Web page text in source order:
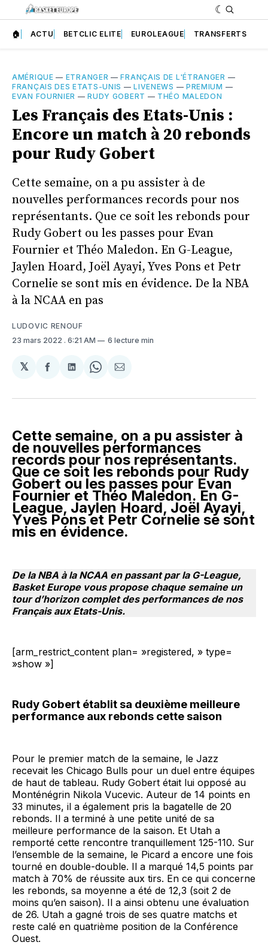
🏠 ACTU BETCLIC ELITE EUROLEAGUE TRANSFERTS
AMÉRIQUE — ETRANGER —FRANÇAIS DE L'ÉTRANGER —
FRANÇAIS DES ETATS-UNIS —LIVENEWS — PREMIUM —
EVAN FOURNIER —RUDY GOBERT — THÉO MALEDON
Les Français des Etats-Unis :
Encore un match à 20 rebonds
pour Rudy Gobert
Cette semaine, on a pu assister à de
nouvelles performances records pour nos
représentants. Que ce soit les rebonds pour
Rudy Gobert ou les passes pour Evan
Fournier et Théo Maledon. En G-League,
Jaylen Hoard, Joël Ayayi, Yves Pons et Petr
Cornelie se sont mis en évidence. De la NBA
à la NCAA en pas
LUDOVIC RENOUF
23 mars 2022 . 6:21 AM 6 lecture min
𝕏
Partager
Facebook
Partager
LinkedIn
Share
WhatsApp
Partager
Courriel
Cette semaine, on a pu assister à
de nouvelles performances
records pour nos représentants.
Que ce soit les rebonds pour Rudy
Gobert ou les passes pour Evan
Fournier et Théo Maledon. En G-
League, Jaylen Hoard, Joël Ayayi,
Yves Pons et Petr Cornelie se sont
mis en évidence.
De la NBA à la NCAA en passant par la G-League,
Basket Europe vous propose chaque semaine un
tour d’horizon complet des performances de nos
Français aux Etats-Unis.
[arm_restrict_content plan= »registered, » type=
»show »]
Rudy Gobert établit sa deuxième meilleure
performance aux rebonds cette saison
Pour le premier match de la semaine, le Jazz
recevait les Chicago Bulls pour un duel entre équipes
de haut de tableau. Rudy Gobert était lui opposé au
Monténégrin Nikola Vucevic. Auteur de 14 points en
33 minutes, il a également pris la bagatelle de 20
rebonds. Il a terminé à une petite unité de sa
meilleure performance de la saison. Et Utah a
remporté cette rencontre tranquillement 125-110. Sur
l’ensemble de la semaine, le Picard a encore une fois
tourné en double-double. Il a marqué 14,5 points par
match à 70% de réussite aux tirs. En ce qui concerne
les rebonds, sa moyenne a été de 12,3 (soit 2 de
moins qu’en saison). Il a ainsi obtenu une évaluation
de 26. Utah a gagné trois de ses quatre matchs et
reste calé en quatrième position de la Conférence
Ouest.